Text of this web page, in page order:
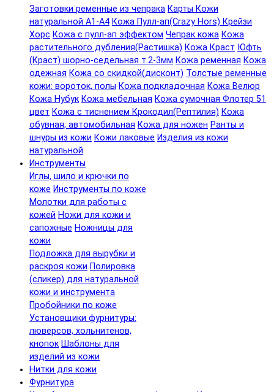
Заготовки ременные из чепрака Карты Кожи
натуральной А1-А4 Кожа Пулл-ап(Crazy Hors) Крейзи
Хорс Кожа с пулл-ап эффектом Чепрак кожа Кожа
растительного дубления(Растишка) Кожа Краст Юфть
(Краст) шорно-седельная т.2-3мм Кожа ременная Кожа
одежная Кожа со скидкой(дисконт) Толстые ременные
кожи: вороток, полы Кожа подкладочная Кожа Велюр
Кожа Нубук Кожа мебельная Кожа сумочная Флотер 51
цвет Кожа с тиснением Крокодил(Рептилия) Кожа
обувная, автомобильная Кожа для ножен Ранты и
шнуры из кожи Кожи лаковые Изделия из кожи
натуральной
Инструменты
Иглы, шило и крючки по
коже Инструменты по коже
Молотки для работы с
кожей Ножи для кожи и
сапожные Ножницы для
кожи
Подложка для вырубки и
раскроя кожи Полировка
(сликер) для натуральной
кожи и инструмента
Пробойники по коже
Установщики фурнитуры:
люверсов, хольнитенов,
кнопок Шаблоны для
изделий из кожи
Нитки для кожи
Фурнитура